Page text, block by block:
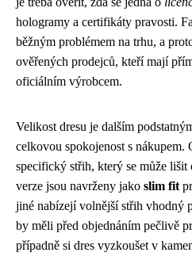
hologramy a certifikáty pravosti.
běžným problémem na trhu, a
ověřených prodejců, kteří mají
oficiálním výrobcem.
Velikost dresu je dalším
celkovou spokojenost s nákupem.
specifický střih, který se může lišit
verze jsou navrženy jako slim fit
jiné nabízejí volnější střih vhodný
by měli před objednáním pečlivě
případně si dres vyzkoušet v